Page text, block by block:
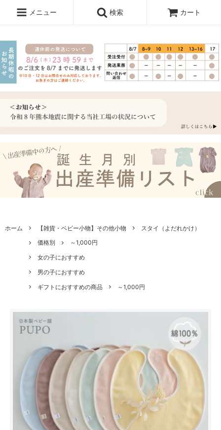
メニュー 検索 カート
ホーム 【雑貨・ベビー小物】その他小物
スタイ（よだれかけ）
価格別
～1,000円
女の子におすすめ
男の子におすすめ
ギフトにおすすめの商品
～1,000円